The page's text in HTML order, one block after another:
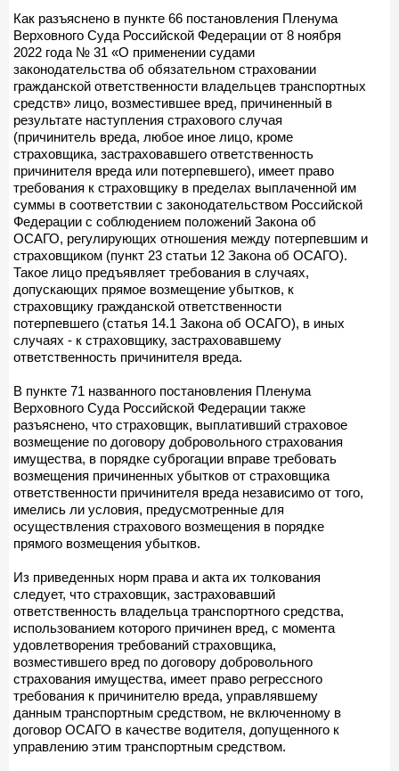
Как разъяснено в пункте 66 постановления Пленума
Верховного Суда Российской Федерации от 8 ноября
2022 года № 31 «О применении судами
законодательства об обязательном страховании
гражданской ответственности владельцев транспортных
средств» лицо, возместившее вред, причиненный в
результате наступления страхового случая
(причинитель вреда, любое иное лицо, кроме
страховщика, застраховавшего ответственность
причинителя вреда или потерпевшего), имеет право
требования к страховщику в пределах выплаченной им
суммы в соответствии с законодательством Российской
Федерации с соблюдением положений Закона об
ОСАГО, регулирующих отношения между потерпевшим и
страховщиком (пункт 23 статьи 12 Закона об ОСАГО).
Такое лицо предъявляет требования в случаях,
допускающих прямое возмещение убытков, к
страховщику гражданской ответственности
потерпевшего (статья 14.1 Закона об ОСАГО), в иных
случаях - к страховщику, застраховавшему
ответственность причинителя вреда.
В пункте 71 названного постановления Пленума
Верховного Суда Российской Федерации также
разъяснено, что страховщик, выплативший страховое
возмещение по договору добровольного страхования
имущества, в порядке суброгации вправе требовать
возмещения причиненных убытков от страховщика
ответственности причинителя вреда независимо от того,
имелись ли условия, предусмотренные для
осуществления страхового возмещения в порядке
прямого возмещения убытков.
Из приведенных норм права и акта их толкования
следует, что страховщик, застраховавший
ответственность владельца транспортного средства,
использованием которого причинен вред, с момента
удовлетворения требований страховщика,
возместившего вред по договору добровольного
страхования имущества, имеет право регрессного
требования к причинителю вреда, управлявшему
данным транспортным средством, не включенному в
договор ОСАГО в качестве водителя, допущенного к
управлению этим транспортным средством.